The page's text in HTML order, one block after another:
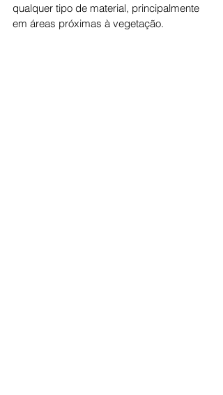
qualquer tipo de material, principalmente
em áreas próximas à vegetação.